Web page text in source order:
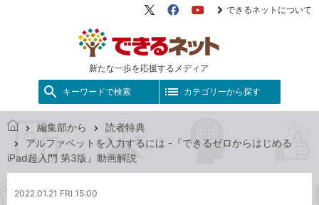
新たな一歩を応援するメディア
X（旧
FacebookYouTube
できるネットについて
キーワードで検索 カテゴリーから探す
で
き
ッ
編集部から
読者特典
アルファベットを入力するには -『できるゼロからはじめる
iPad超入門 第3版』動画解説
2022.01.21 FRI 15:00